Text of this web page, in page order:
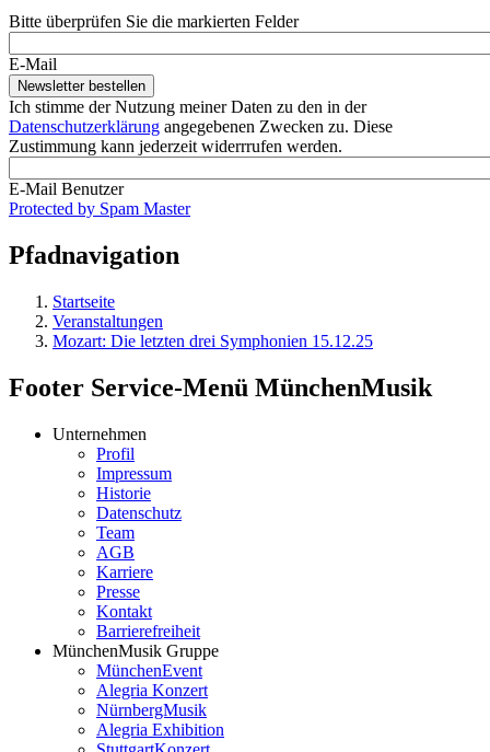
Bitte überprüfen Sie die markierten Felder
E-Mail
Ich stimme der Nutzung meiner Daten zu den in der
Datenschutzerklärung angegebenen Zwecken zu. Diese
Zustimmung kann jederzeit widerrrufen werden.
E-Mail Benutzer
Protected by Spam Master
Pfadnavigation
Startseite
Veranstaltungen
Mozart: Die letzten drei Symphonien 15.12.25
Footer Service-Menü MünchenMusik
Unternehmen
Profil
Impressum
Historie
Datenschutz
Team
AGB
Karriere
Presse
Kontakt
Barrierefreiheit
MünchenMusik Gruppe
MünchenEvent
Alegria Konzert
NürnbergMusik
Alegria Exhibition